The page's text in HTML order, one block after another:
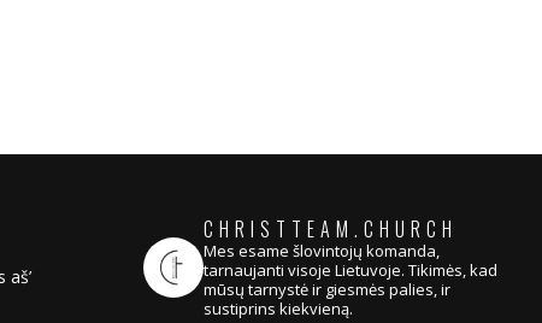
aš’
CHRISTTEAM.CHURCH
Mes esame šlovintojų komanda,
tarnaujanti visoje Lietuvoje. Tikimės, kad
mūsų tarnystė ir giesmės palies, ir
sustiprins kiekvieną.